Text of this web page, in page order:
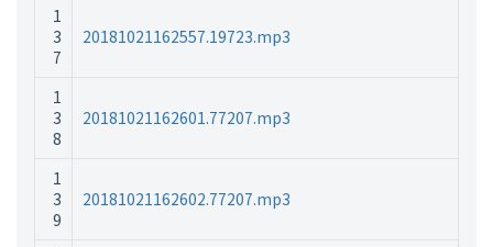
1
3
7
20181021162557.19723.mp3
1
3
8
20181021162601.77207.mp3
1
3
9
20181021162602.77207.mp3